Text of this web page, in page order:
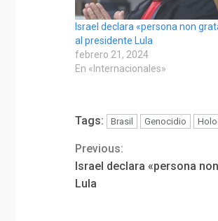
Israel declara «persona non
al presidente Lula
febrero 21, 2024
En «Internacionales»
Tags: Brasil Genocidio
Continue
Reading
Previous:
Israel declara «persona
Lula